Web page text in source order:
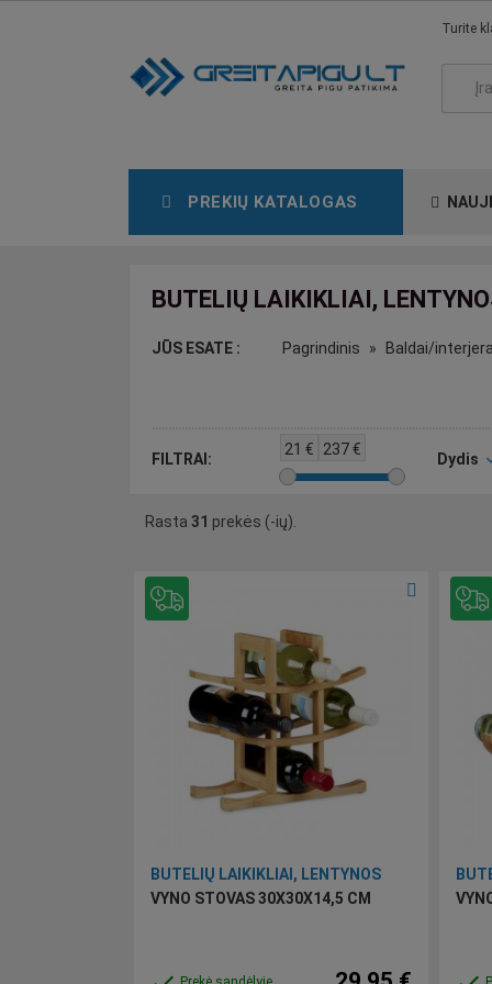
Turite
PREKIŲ KATALOGAS
BUTELIŲ LAIKIKLIAI,
JŪS ESATE : Pagrindinis Baldai/
FILTRAI:
21 € 237 €
Dydis
Rasta 31 prekės (-ių).
BUTELIŲ LAIKIKLIAI, LENTYNOS
VYNO STOVAS 30X30X14,5 CM